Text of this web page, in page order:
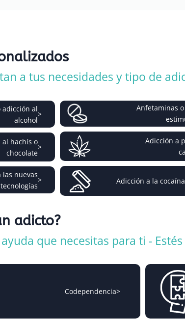
a tus necesidades y tipo de
adicción al
alcohol
>
al hachís o
chocolate
>
las nuevas
tecnologías
>
Anfetaminas
Adicción a
Adicción a la
adicto?
que necesitas para ti -
Codependencia>